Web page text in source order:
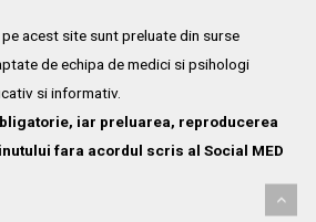
acest site sunt preluate din surse
de echipa de medici si psihologi
si informativ.
iar preluarea, reproducerea
fara acordul scris al Social MED